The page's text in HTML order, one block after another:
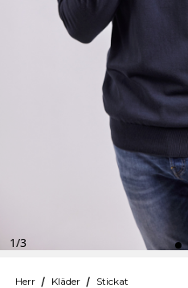
Finska
1/3
Herr Kläder Stickat